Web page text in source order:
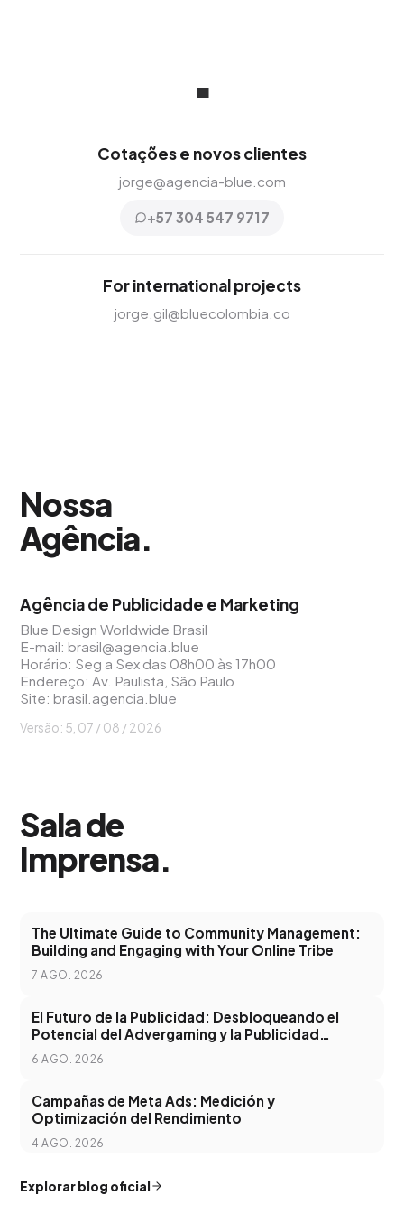
.
Cotações e novos clientes
jorge@agencia-blue.com
+57 304 547 9717
For international projects
jorge.gil@bluecolombia.co
Nossa
Agência.
Agência de Publicidade e Marketing
Blue Design Worldwide Brasil
E-mail:brasil@agencia.blue
Horário: Seg a Sex das 08h00 às 17h00
Endereço: Av. Paulista, São Paulo
Site:brasil.agencia.blue
Versão: 5, 07 / 08 / 2026
Sala de
Imprensa.
The Ultimate Guide to Community Management:
Building and Engaging with Your Online Tribe
7 AGO. 2026
El Futuro de la Publicidad: Desbloqueando el
Potencial del Advergaming y la Publicidad
Programática
6 AGO. 2026
Campañas de Meta Ads: Medición y
Optimización del Rendimiento
4 AGO. 2026
Explorar blog oficial